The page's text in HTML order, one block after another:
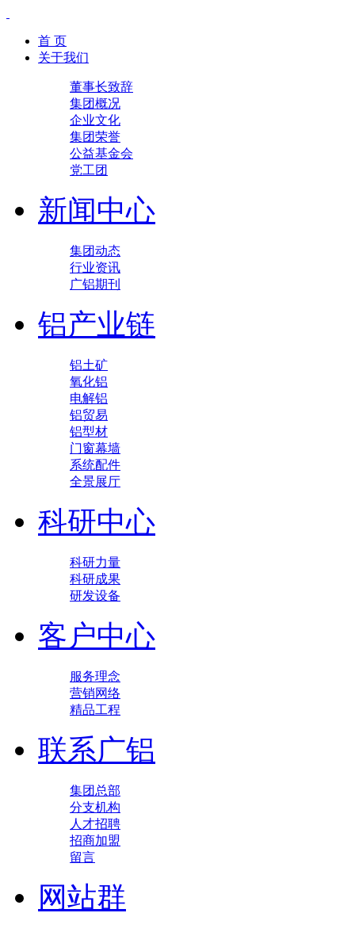
首 页
关于我们
董事长致辞
集团概况
企业文化
集团荣誉
公益基金会
党工团
新闻中心
集团动态
行业资讯
广铝期刊
铝产业链
铝土矿
氧化铝
电解铝
铝贸易
铝型材
门窗幕墙
系统配件
全景展厅
科研中心
科研力量
科研成果
研发设备
客户中心
服务理念
营销网络
精品工程
联系广铝
集团总部
分支机构
人才招聘
招商加盟
留言
网站群